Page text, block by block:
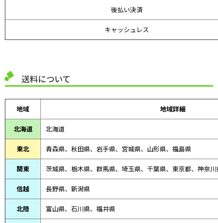
後払い決済
キャッシュレス
送料について
地域 地域詳細
北海道 北海道
東北 青森県、 秋田県、 岩手県、宮城県、山形県、福島県
関東 茨城県、栃木県、群馬県、埼玉県、千葉県、東京都、神奈
信越 長野県、新潟県
北陸 富山県、 石川県、 福井県